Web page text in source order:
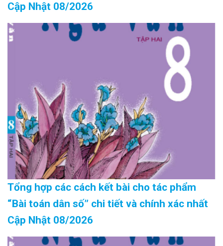
Cập Nhật 08/2026
Tổng hợp các cách kết bài cho tác phẩm
“Bài toán dân số” chi tiết và chính xác nhất
Cập Nhật 08/2026